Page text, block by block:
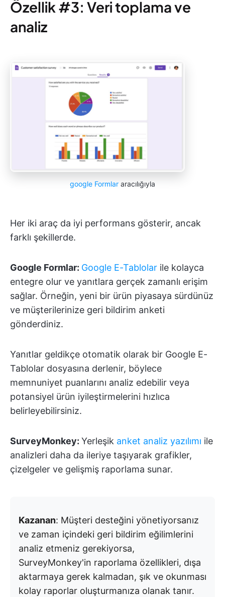
Özellik #3: Veri toplama ve
analiz
google Formlar aracılığıyla
Her iki araç da iyi performans gösterir, ancak
farklı şekillerde.
Google Formlar: Google E-Tablolar ile kolayca
entegre olur ve yanıtlara gerçek zamanlı erişim
sağlar. Örneğin, yeni bir ürün piyasaya sürdünüz
ve müşterilerinize geri bildirim anketi
gönderdiniz.
Yanıtlar geldikçe otomatik olarak bir Google E-
Tablolar dosyasına derlenir, böylece
memnuniyet puanlarını analiz edebilir veya
potansiyel ürün iyileştirmelerini hızlıca
belirleyebilirsiniz.
SurveyMonkey: Yerleşik anket analiz yazılımı ile
analizleri daha da ileriye taşıyarak grafikler,
çizelgeler ve gelişmiş raporlama sunar.
Kazanan: Müşteri desteğini yönetiyorsanız
ve zaman içindeki geri bildirim eğilimlerini
analiz etmeniz gerekiyorsa,
SurveyMonkey'in raporlama özellikleri, dışa
aktarmaya gerek kalmadan, şık ve okunması
kolay raporlar oluşturmanıza olanak tanır.